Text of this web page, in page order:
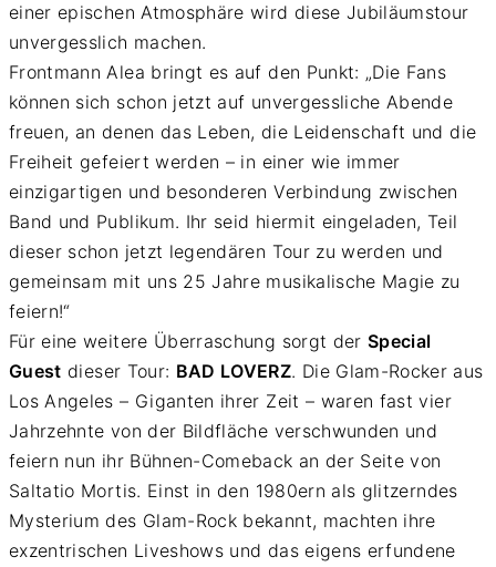
einer epischen Atmosphäre wird diese Jubiläumstour
unvergesslich machen.
Frontmann Alea bringt es auf den Punkt: „Die Fans
können sich schon jetzt auf unvergessliche Abende
freuen, an denen das Leben, die Leidenschaft und die
Freiheit gefeiert werden – in einer wie immer
einzigartigen und besonderen Verbindung zwischen
Band und Publikum. Ihr seid hiermit eingeladen, Teil
dieser schon jetzt legendären Tour zu werden und
gemeinsam mit uns 25 Jahre musikalische Magie zu
feiern!“
Für eine weitere Überraschung sorgt der Special
Guest dieser Tour: BAD LOVERZ. Die Glam-Rocker aus
Los Angeles – Giganten ihrer Zeit – waren fast vier
Jahrzehnte von der Bildfläche verschwunden und
feiern nun ihr Bühnen-Comeback an der Seite von
Saltatio Mortis. Einst in den 1980ern als glitzerndes
Mysterium des Glam-Rock bekannt, machten ihre
exzentrischen Liveshows und das eigens erfundene